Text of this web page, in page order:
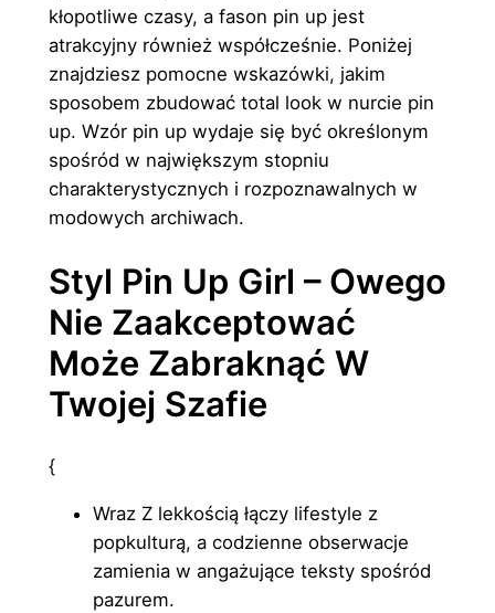
kłopotliwe czasy, a fason pin up jest
atrakcyjny również współcześnie. Poniżej
znajdziesz pomocne wskazówki, jakim
sposobem zbudować total look w nurcie pin
up. Wzór pin up wydaje się być określonym
spośród w największym stopniu
charakterystycznych i rozpoznawalnych w
modowych archiwach.
Styl Pin Up Girl – Owego
Nie Zaakceptować
Może Zabraknąć W
Twojej Szafie
{
Wraz Z lekkością łączy lifestyle z
popkulturą, a codzienne obserwacje
zamienia w angażujące teksty spośród
pazurem.